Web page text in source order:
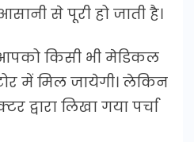
से पूरी हो जाती है।
किसी भी मेडिकल
में मिल जायेगी। लेकिन
द्वारा लिखा गया पर्चा